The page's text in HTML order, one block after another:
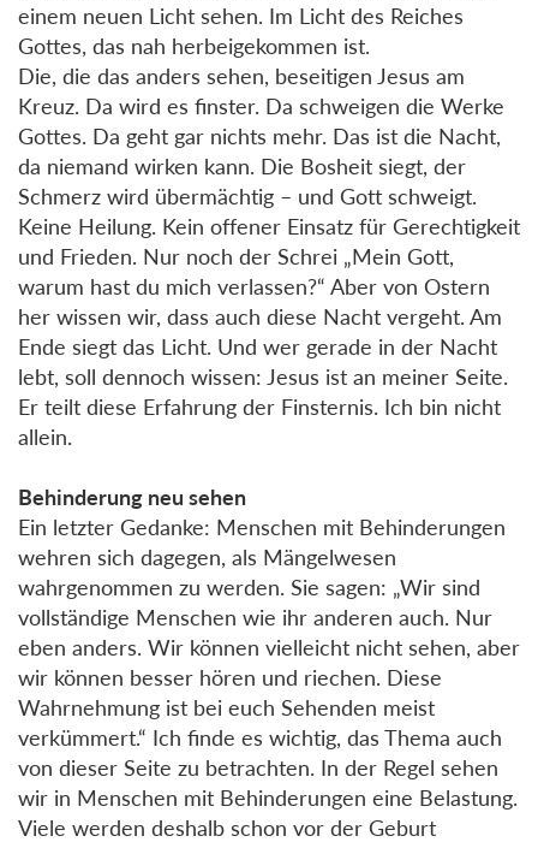
einem neuen Licht sehen. Im Licht des Reiches
Gottes, das nah herbeigekommen ist.
Die, die das anders sehen, beseitigen Jesus am
Kreuz. Da wird es finster. Da schweigen die Werke
Gottes. Da geht gar nichts mehr. Das ist die Nacht,
da niemand wirken kann. Die Bosheit siegt, der
Schmerz wird übermächtig – und Gott schweigt.
Keine Heilung. Kein offener Einsatz für Gerechtigkeit
und Frieden. Nur noch der Schrei „Mein Gott,
warum hast du mich verlassen?“ Aber von Ostern
her wissen wir, dass auch diese Nacht vergeht. Am
Ende siegt das Licht. Und wer gerade in der Nacht
lebt, soll dennoch wissen: Jesus ist an meiner Seite.
Er teilt diese Erfahrung der Finsternis. Ich bin nicht
allein.
Behinderung neu sehen
Ein letzter Gedanke: Menschen mit Behinderungen
wehren sich dagegen, als Mängelwesen
wahrgenommen zu werden. Sie sagen: „Wir sind
vollständige Menschen wie ihr anderen auch. Nur
eben anders. Wir können vielleicht nicht sehen, aber
wir können besser hören und riechen. Diese
Wahrnehmung ist bei euch Sehenden meist
verkümmert.“ Ich finde es wichtig, das Thema auch
von dieser Seite zu betrachten. In der Regel sehen
wir in Menschen mit Behinderungen eine Belastung.
Viele werden deshalb schon vor der Geburt